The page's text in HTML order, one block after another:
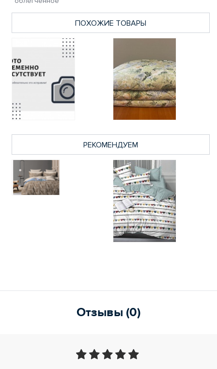
ПОХОЖИЕ ТОВАРЫ
РЕКОМЕНДУЕМ
Отзывы (0)